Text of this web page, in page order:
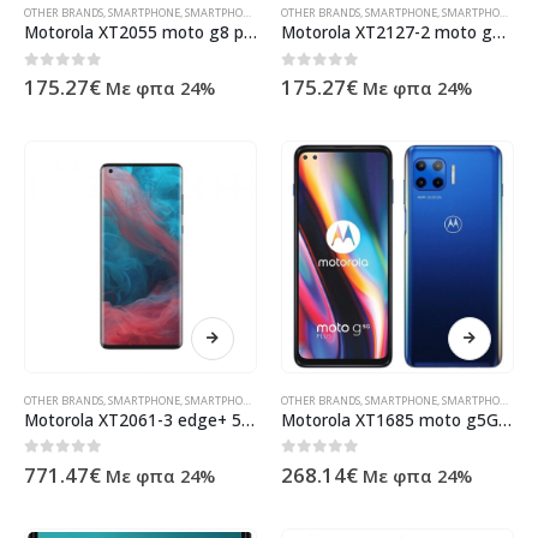
OTHER BRANDS,SMARTPHONE,SMARTPHONES ΠΡΟΪΌΝΤΑ ΠΛΗΡΟΦΟΡΙΚΉΣ - ΚΙΝΗΤΉΣ
Motorola XT2055 moto g8 power lite Dual Sim 4+64GB royal blue EU – PAJC0014FR
0 out of 5
175.27€ Με φπα 24%
OTHER BRANDS,SMARTPHONE,SMARTPHONES
Motorola XT2127-2 moto g10 Dual Sim 4+64GB iridescent pearl DE – PAMN0035SE
0 out of 5
175.27€ Με φπα 24%
OTHER BRANDS,SMARTPHONE,SMARTPHONES ΠΡΟΪΌΝΤΑ ΠΛΗΡΟΦΟΡΙΚΉΣ - ΚΙΝΗΤΉΣ
Motorola XT2061-3 edge+ 5G Dual Sim 12+256GB thunder grey EU – PAHV0014SE
0out of 5
771.47€ Με φπα 24%
OTHER BRANDS,SMARTPHONE,SMARTPHONES
Motorola XT1685 moto g5G plus Dual Sim 4+64GB surfing blue DE – PAK90004SE
0out of 5
268.14€ Με φπα 24%